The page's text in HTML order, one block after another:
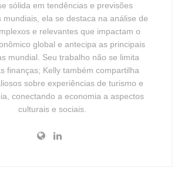
sólida em tendências e previsões
mundiais, ela se destaca na análise de
e relevantes que impactam o
global e antecipa as principais
mundial. Seu trabalho não se limita
finanças; Kelly também compartilha
sobre experiências de turismo e
conectando a economia a aspectos
culturais e sociais.